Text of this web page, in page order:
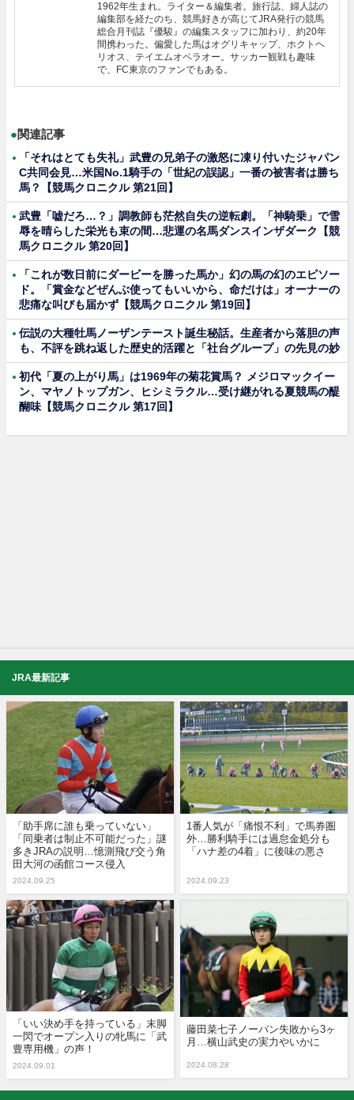
1962年生まれ。ライター＆編集者。旅行誌、婦人誌の
編集部を経たのち、競馬好きが高じてJRA発行の競馬
総合月刊誌『優駿』の編集スタッフに加わり、約20年
間携わった。偏愛した馬はオグリキャップ、ホクトヘ
リオス、テイエムオペラオー。サッカー観戦も趣味
で、FC東京のファンでもある。
●関連記事
「それはとても失礼」武豊の兄弟子の激怒に凍り付いたジャパン
C共同会見…米国No.1騎手の「世紀の誤認」一番の被害者は勝ち
馬？【競馬クロニクル 第21回】
武豊「嘘だろ…？」調教師も茫然自失の逆転劇。「神騎乗」で雪
辱を晴らした栄光も束の間…悲運の名馬ダンスインザダーク【競
馬クロニクル 第20回】
「これが数日前にダービーを勝った馬か」幻の馬の幻のエピソー
ド。「賞金などぜんぶ使ってもいいから、命だけは」オーナーの
悲痛な叫びも届かず【競馬クロニクル 第19回】
伝説の大種牡馬ノーザンテースト誕生秘話。生産者から落胆の声
も、不評を跳ね返した歴史的活躍と「社台グループ」の先見の妙
初代「夏の上がり馬」は1969年の菊花賞馬？ メジロマックイー
ン、マヤノトップガン、ヒシミラクル…受け継がれる夏競馬の醍
醐味【競馬クロニクル 第17回】
JRA最新記事
「助手席に誰も乗っていない」
「同乗者は制止不可能だった」謎
多きJRAの説明…憶測飛び交う角
田大河の函館コース侵入
2024.09.25
1番人気が「痛恨不利」で馬券圏
外…勝利騎手には過怠金処分も
「ハナ差の4着」に後味の悪さ
2024.09.23
「いい決め手を持っている」末脚
一閃でオープン入りの牝馬に「武
豊専用機」の声！
2024.09.01
藤田菜七子ノーバン失敗から3ヶ
月…横山武史の実力やいかに
2024.08.28